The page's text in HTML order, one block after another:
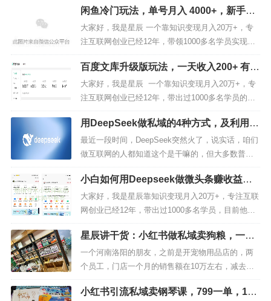
接下来咱们来说一下实操过程。
01 第一步：账号注册。
一个手机号只能注册一个搜狐视频，这个以后大
家不用再问了，想注册多个账号的话，就用自己家人
的身份证去注册。而且这个搜狐账号是没有办法通过
各种渠道买来的，即便能够买来，到时候结算也是一
个问题，因此，天王老子来了也是一张身份证和一个
闲鱼冷门玩法，单号月入 4000+，新手照
搬就能做
大家好，我是星辰 一个靠知识变现月入20万+，专
注互联网创业已经12年，带领1000多名学员实现月
入10万+，如果你对我还不够了解的，可以看看下面
这篇文章，我会告诉你，我是如何靠知识变现成功
翻身上岸的！做知识变现3年，7个月还清200万负
债，赚钱的方法很重要！最近后台总有人问，有没
有啥不用本钱、操作...
百度文库升级版玩法，一天收入200+ 有手
就能做！
大家好，我是星辰 一个靠知识变现月入20万+，专
注互联网创业已经12年，带出过1000多名学员的老
司机，如果你对我还不够了解的，可以看看下面这
篇文章，我会告诉你，我是如何从负债20多万，后
来，靠知识变现成功翻身上岸的！做知识变现3年，
7个月还清200万负债，赚钱的方法很重要！今天咱
们就再...
用DeepSeek做私域的4种方式，及利用它
变现的5种副业方式
最近一段时间，DeepSeek突然火了，说实话，咱们
做互联网的人都知道这个是干嘛的，但大多数普通
人根本就不知道DeepSeek这玩意究竟有什么用，更
不知道如何运用这个神奇的工具去变现，去做私
域。今天一篇文章给大家彻底讲明白DeepSeek的几
种变现方式，以及在私域上的运用逻辑。01什么是D
eepSe...
小白如何用Deepseek做微头条赚收益，
无脑操作，单号1天收益200+
大家好，我是星辰靠知识变现月入20万+，专注互联
网创业已经12年，带出过1000多名学员，目前他们
通过互联网也做到了月入10万，我每天给大家分享
项目的目的就是为了让更多人能够有学习的机会。
都在挣钱！每周分享2-3个靠谱项目，这里是梧桐有
术社群今天给大家分享如何用Deepseek写微头条赚
收益，简直是...
星辰讲干货：小红书做私域卖狗粮，一个
月挣10万+
一个河南洛阳的朋友，之前是开宠物用品店的，两
个员工，门店一个月的销售额在10万左右，减去杂
七杂八的费用，每个月能落两万多元。后来口罩期
间关门不干了，开始家里蹲，去年年初房贷连续3个
小红书引流私域卖钢琴课，799一单，1年